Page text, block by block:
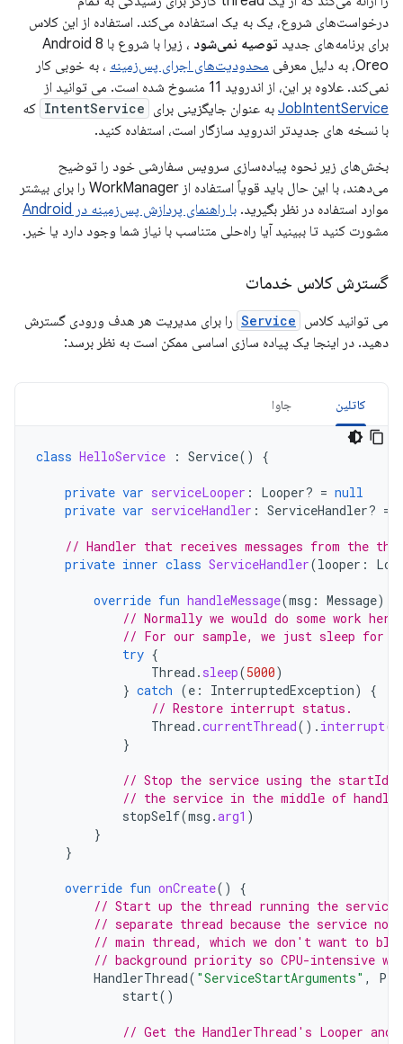
درخواست‌های شروع، یک به یک استفاده می‌کند. استفاده از این کلاس
برای برنامه‌های جدید توصیه نمی‌شود
، زیرا با شروع با Android 8
Oreo، به دلیل معرفی
محدودیت‌های اجرای پس‌زمینه ، به خوبی کار
نمی‌کند. علاوه بر این، از اندروید 11 منسوخ شده است. می توانید از
JobIntentService به عنوان جایگزینی برای IntentService که
با نسخه های جدیدتر اندروید سازگار است، استفاده کنید.
بخش‌های زیر نحوه پیاده‌سازی سرویس سفارشی خود را توضیح
می‌دهند، با این حال باید قویاً استفاده از WorkManager را برای بیشتر
موارد استفاده در نظر بگیرید. با راهنمای پردازش پس‌زمینه در Android
مشورت کنید تا ببینید آیا راه‌حلی متناسب با نیاز شما وجود دارد یا خیر.
گسترش کلاس خدمات
می توانید کلاس Service را برای مدیریت هر هدف ورودی گسترش
دهید. در اینجا یک پیاده سازی اساسی ممکن است به نظر برسد:
کاتلین جاوا
class HelloService : Service() {
private var serviceLooper : Looper? = null
private var serviceHandler : ServiceHandler? =
// Handler that receives messages from the
private inner class ServiceHandler(looper :
override fun handleMessage(msg : Message)
// Normally we would do some work
// For our sample, we just sleep for 5
try {
Thread . sleep(5000)
} catch (e : InterruptedException)
{
// Restore interrupt status.
Thread .currentThread(). interrupt()
}
// Stop the service using the startId,
// the service in the middle of
stopSelf(msg .arg1 )
}
}
override fun onCreate()
{
// Start up the thread running the
// separate thread because the service
// main thread, which we don't want to
// background priority so CPU-intensive
HandlerThread( "ServiceStartArguments" ,
start()
// Get the HandlerThread's Looper